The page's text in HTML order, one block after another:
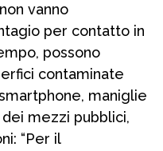
vanno
per contatto in
possono
contaminate
maniglie
mezzi pubblici,
“Per il